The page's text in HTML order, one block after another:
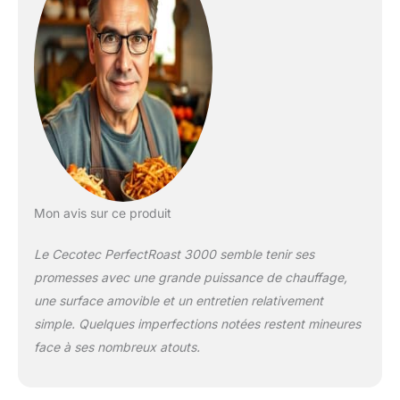
aliments de coller.
Surface mixte grill et
plancha pour cuisiner
de la viande et des
légumes aux œufs au
plat, aux fruits de mer
ou au poisson.
Grande surface de
cuisson de 30 x 50
pliable en acier
éviter que le feu ne
s'éteigne ou ne se
propage. Protège
également contre les
Mon avis sur ce produit
Le Cecotec PerfectRoast 3000 semble tenir ses
promesses avec une grande puissance de chauffage,
une surface amovible et un entretien relativement
simple. Quelques imperfections notées restent mineures
face à ses nombreux atouts.